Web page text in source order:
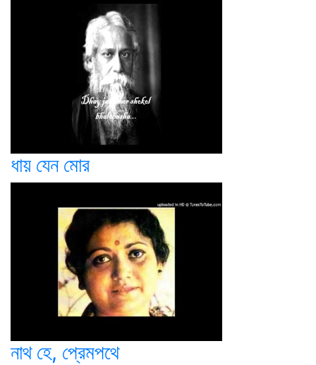
ধায় যেন মোর
নাথ হে, প্রেমপথে